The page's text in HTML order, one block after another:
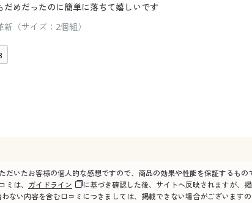
だめだったのに簡単に落ちて嬉しいです
新（サイズ：2個組）
いたお客様の個人的な感想ですので、商品の効果や性能を保証するもの
は、 ガイドライン
に基づき確認した後、サイトへ反映されますが、
わない内容を含む口コミにつきましては、掲載できない場合がございますの